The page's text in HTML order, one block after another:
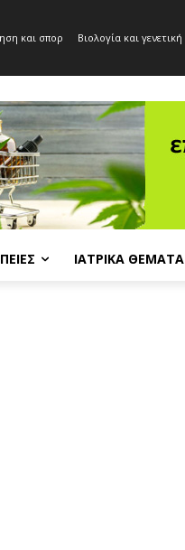
και σπορ Βιολογία και γενετική
ΙΑΤΡΙΚΆ ΘΈΜΑΤΑ